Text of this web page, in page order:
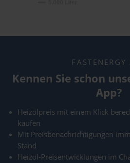
FASTENERGY
Kennen Sie schon
App?
Heizölpreis mit einem Klick
kaufen
Mit Preisbenachrichtigungen
Stand
Heizöl-Preisentwicklungen im